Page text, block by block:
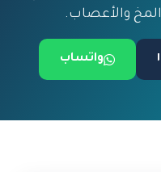
والأعصاب.
واتساب